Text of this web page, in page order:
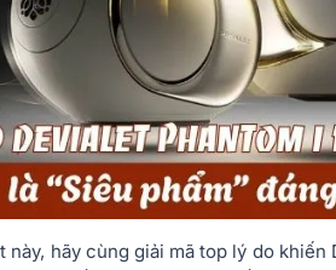
này, hãy cùng giải mã top lý do